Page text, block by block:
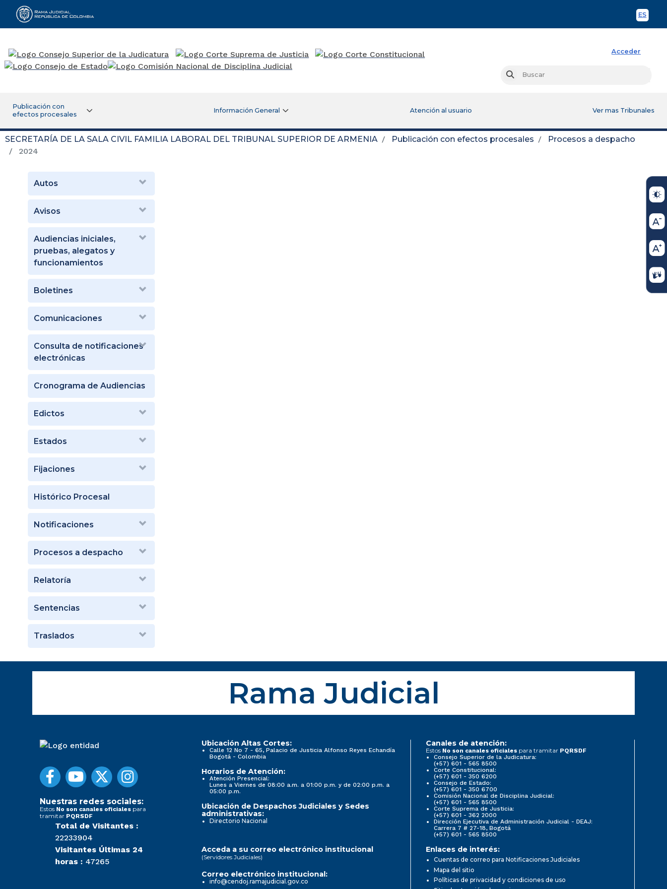
ES
Rama Judicial
Acceder
Buscar
Publicación con
efectos procesales
Información General Atención al usuario Ver mas Tribunales
SECRETARÍA DE LA SALA CIVIL FAMILIA LABORAL DEL TRIBUNAL SUPERIOR DE ARMENIA Publicación con efectos procesales
Procesos a despacho
2024
Autos
Avisos
Audiencias iniciales,
pruebas, alegatos y
funcionamientos
Boletines
Comunicaciones
Consulta de notificaciones
electrónicas
Cronograma de Audiencias
Edictos
Estados
Fijaciones
Histórico Procesal
Notificaciones
Procesos a despacho
Relatoría
Sentencias
Traslados
Rama Judicial
Nuestras redes sociales:
Estos No son canales oficiales para
tramitar PQRSDF
Total de Visitantes :
22233904
Visitantes Últimas 24
horas : 47265
Ubicación Altas Cortes:
Calle 12 No 7 - 65, Palacio de Justicia Alfonso Reyes Echandía
Bogotá - Colombia
Horarios de Atención:
Atención Presencial:
Lunes a Viernes de 08:00 a.m. a 01:00 p.m. y de 02:00 p.m. a
05:00 p.m.
Ubicación de Despachos Judiciales y Sedes
administrativas:
Directorio Nacional
Canales de atención:
Estos No son canales oficiales para tramitar PQRSDF
Consejo Superior de la Judicatura:
(+57) 601 - 565 8500
Corte Constitucional:
(+57) 601 - 350 6200
Consejo de Estado:
(+57) 601 - 350 6700
Comisión Nacional de Disciplina Judicial:
(+57) 601 - 565 8500
Corte Suprema de Justicia:
(+57) 601 - 362 2000
Dirección Ejecutiva de Administración Judicial - DEAJ:
Carrera 7 # 27-18, Bogotá
(+57) 601 - 565 8500
Acceda a su correo electrónico institucional
(Servidores Judiciales)
Correo electrónico institucional:
info@cendoj.ramajudicial.gov.co
Enlaces de interés:
Cuentas de correo para Notificaciones Judiciales
Mapa del sitio
Políticas de privacidad y condiciones de uso